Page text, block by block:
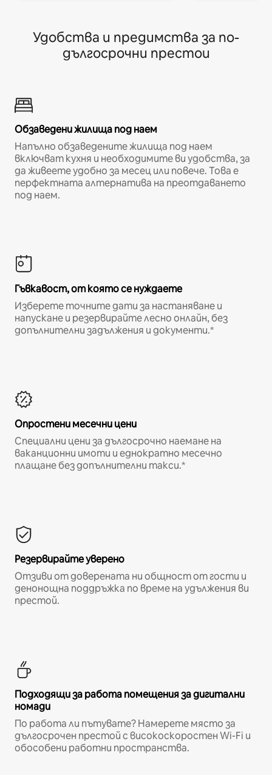
Удобства и предимства за по-
дългосрочни престои
Обзаведени жилища под наем
Напълно обзаведените жилища под наем
включват кухня и необходимите ви удобства, за
да живеете удобно за месец или повече. Това е
перфектната алтернатива на преотдаването
под наем.
Гъвкавост, от която се нуждаете
Изберете точните дати за настаняване и
напускане и резервирайте лесно онлайн, без
допълнителни задължения и документи.*
Опростени месечни цени
Специални цени за дългосрочно наемане на
ваканционни имоти и еднократно месечно
плащане без допълнителни такси.*
Резервирайте уверено
Отзиви от доверената ни общност от гости и
денонощна поддръжка по време на удължения ви
престой.
Подходящи за работа помещения за дигитални
номади
По работа ли пътувате? Намерете място за
дългосрочен престой с високоскоростен Wi-Fi и
обособени работни пространства.